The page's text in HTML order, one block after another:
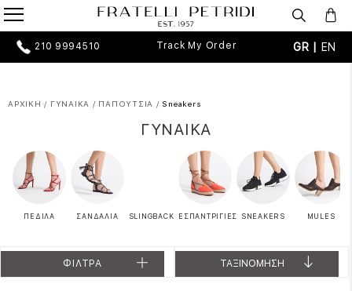
210 9994510 Track My Order GR | EN
ΑΡΧΙΚΗ / ΓΥΝΑΙΚΑ / ΠΑΠΟΥΤΣΙΑ / Sneakers
ΓΥΝΑΙΚΑ
ΠΕΔΙΛΑ ΣΑΝΔΑΛΙΑ SLINGBACK ΕΣΠΑΝΤΡΙΓΙΕΣ SNEAKERS MULES
ΦΙΛΤΡΑ ΤΑΞΙΝΟΜΗΣΗ